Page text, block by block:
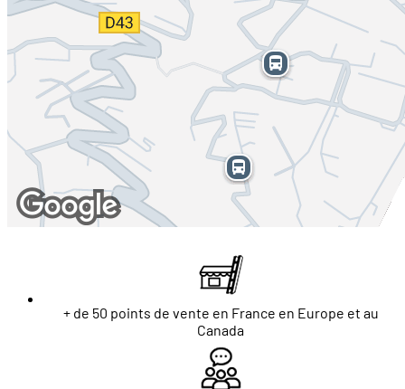
+ de 50 points de vente en France en Europe et au
Canada